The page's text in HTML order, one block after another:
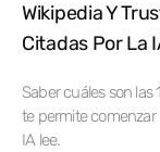
Wikipedia Y
Citadas Por La
Saber cuáles son
te permite comenzar
IA lee.